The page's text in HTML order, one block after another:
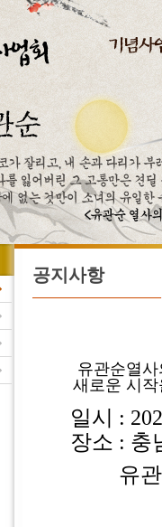
공지사항
유관순열사의
새로운 시작을
일시 :
장소 : 충남
유